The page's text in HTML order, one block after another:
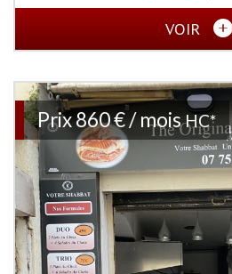
VOIR
Prix860 € / moisHC*